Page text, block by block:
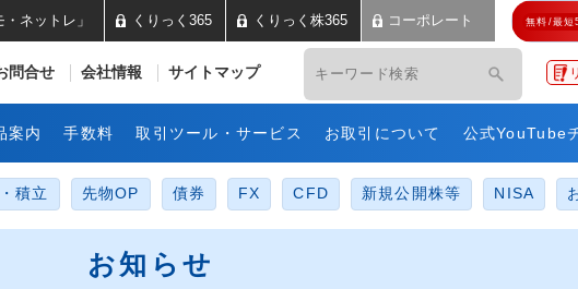
証券 ネット取引「コスモ・ネットレ
問合せ 会社情報 サイトマップ
ネットレ」 くりっく365 くりっく株365 コーポレート 無料/最短
案内 手数料 取引ツール・サービス お取引について 公式YouTube
積立 先物OP 債券 FX CFD 新規公開株等 NISA
お知らせ